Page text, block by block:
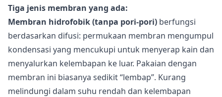
Tiga jenis membran yang ada:
Membran hidrofobik (tanpa pori-pori) berfungsi
berdasarkan difusi: permukaan membran mengumpul
kondensasi yang mencukupi untuk menyerap kain dan
menyalurkan kelembapan ke luar. Pakaian dengan
membran ini biasanya sedikit “lembap”. Kurang
melindungi dalam suhu rendah dan kelembapan